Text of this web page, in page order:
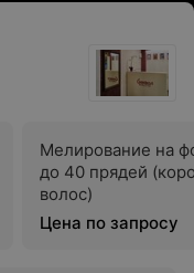
Мелирование на
до 40 прядей
волос)
Цена по запросу